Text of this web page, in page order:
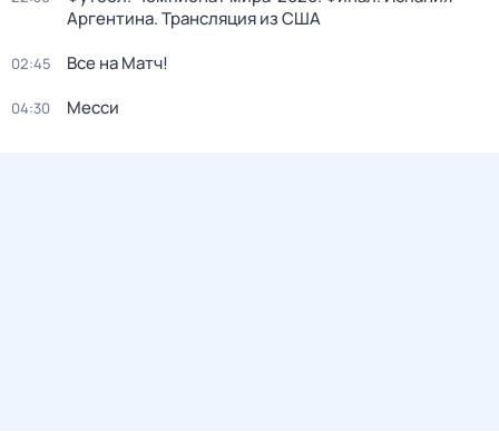
Аргентина. Трансляция из США
02:45 Все на Матч!
04:30 Месси